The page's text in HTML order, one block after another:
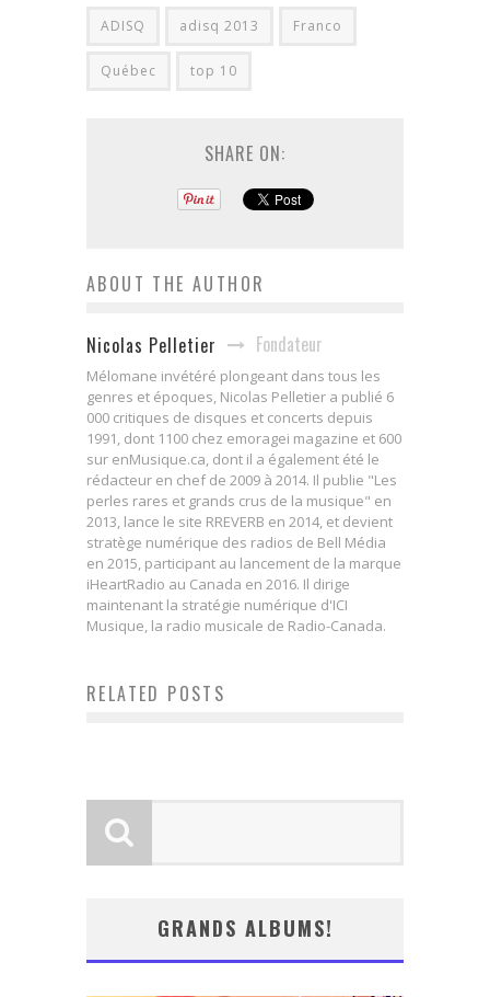
ADISQ adisq 2013 Franco
Québec top 10
SHARE ON:
ABOUT THE AUTHOR
Nicolas Pelletier Fondateur
Mélomane invétéré plongeant dans tous les
genres et époques, Nicolas Pelletier a publié 6
000 critiques de disques et concerts depuis
1991, dont 1100 chez emoragei magazine et 600
sur enMusique.ca, dont il a également été le
rédacteur en chef de 2009 à 2014. Il publie "Les
perles rares et grands crus de la musique" en
2013, lance le site RREVERB en 2014, et devient
stratège numérique des radios de Bell Média
en 2015, participant au lancement de la marque
iHeartRadio au Canada en 2016. Il dirige
maintenant la stratégie numérique d'ICI
Musique, la radio musicale de Radio-Canada.
RELATED POSTS
ceux auxquels j’ai assisté
leur place au Gala de l’ADISQ
GRANDS ALBUMS!